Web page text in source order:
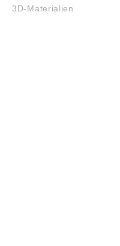
3D-Materialien